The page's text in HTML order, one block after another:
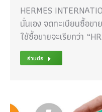
HERMES
นั่นเอง จดทะเบียนซื้อข
ใช้ซื้อขายจะเรียกว่า
อ่านต่อ